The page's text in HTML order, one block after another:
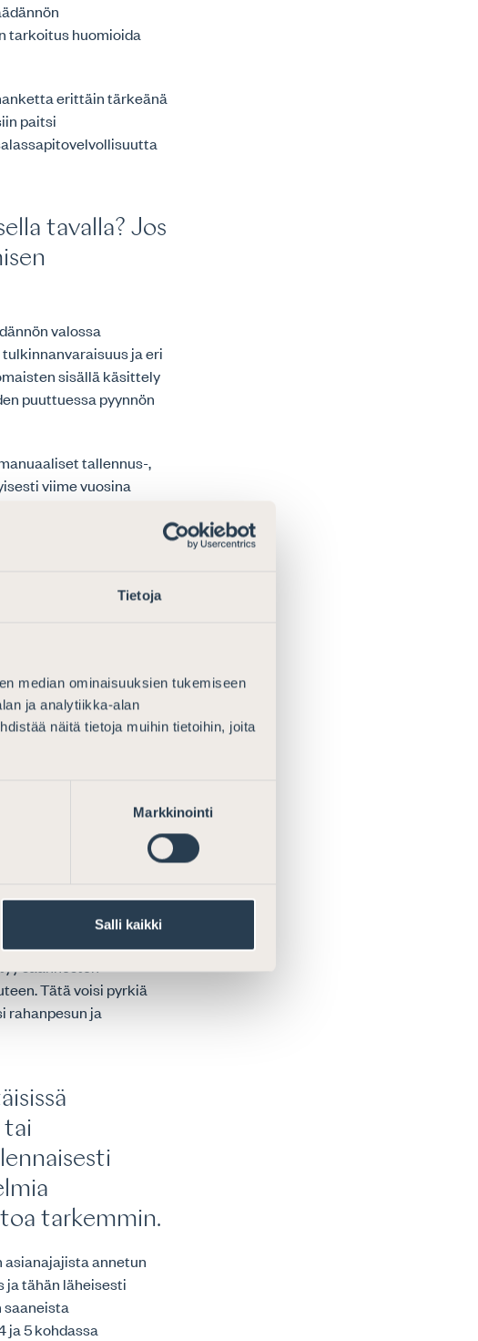
Tietoja
median ominaisuuksien tukemiseen
ja analytiikka-alan
näitä tietoja muihin tietoihin, joita
Markkinointi
Salli kaikki
tarkoitus huomioida
erittäin tärkeänä
paitsi
tavalla? Jos
valossa
ja eri
sisällä käsittely
puuttuessa pyynnön
tallennus-,
viime vuosina
aiheuttavat tästä
ja
saatetaan haastaa
joiden torjumiseksi
vahva julkisuus- ja
julkiseksi
niin kuvatkaa
Tätä voisi pyrkiä
rahanpesun ja
tai
tarkemmin.
annetun
ja tähän läheisesti
saaneista
ja 5 kohdassa